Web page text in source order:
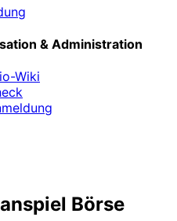
& Administration
Wiki
Börse